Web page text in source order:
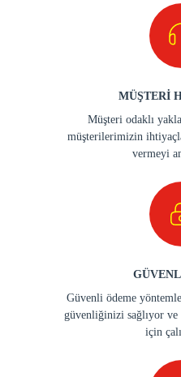
MÜŞTERİ
Müşteri odaklı
müşterilerimizin
vermeyi
Güvenli ödeme
güvenliğinizi sağlıyor
için